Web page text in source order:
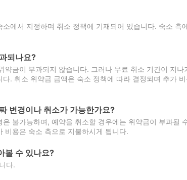
에서 지정하며 취소 정책에 기재되어 있습니다. 숙소 측
되나요?
약금이 부과되지 않습니다. 그러나 무료 취소 기간이 지
. 취소 위약금 금액은 숙소 정책에 따라 결정되며 추가
변경이나 취소가 가능한가요?
불가능하며, 예약을 취소할 경우에는 위약금이 부과될
비용은 숙소 측으로 지불하시게 됩니다.
볼 수 있나요?
다.